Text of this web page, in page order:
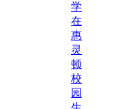
学
在
惠
灵
顿
校
园